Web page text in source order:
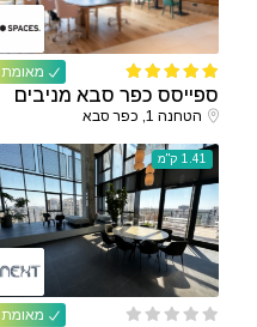
מאומת
ספייסס כפר סבא מניבים
הטחנה 1, כפר סבא
מאומת
1.41 ק"מ